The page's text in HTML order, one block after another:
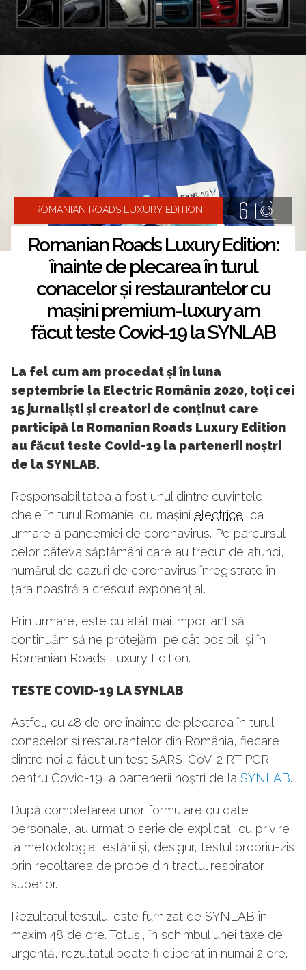
ROMANIAN ROADS LUXURY EDITION 6
Romanian Roads Luxury Edition:
înainte de plecarea în turul
conacelor și restaurantelor cu
mașini premium-luxury am
făcut teste Covid-19 la SYNLAB
La fel cum am procedat și în luna
septembrie la Electric România 2020, toți cei
15 jurnaliști și creatori de conținut care
participă la Romanian Roads Luxury Edition
au făcut teste Covid-19 la partenerii noștri
de la SYNLAB.
Responsabilitatea a fost unul dintre cuvintele
cheie în turul României cu mașini electrice, ca
urmare a pandemiei de coronavirus. Pe parcursul
celor câteva săptămâni care au trecut de atunci,
numărul de cazuri de coronavirus înregistrate în
țara noastră a crescut exponențial.
Prin urmare, este cu atât mai important să
continuăm să ne protejăm, pe cât posibil, și în
Romanian Roads Luxury Edition.
TESTE COVID-19 LA SYNLAB
Astfel, cu 48 de ore înainte de plecarea în turul
conacelor și restaurantelor din România, fiecare
dintre noi a făcut un test SARS-CoV-2 RT PCR
pentru Covid-19 la partenerii noștri de la SYNLAB.
După completarea unor formulare cu date
personale, au urmat o serie de explicații cu privire
la metodologia testării și, desigur, testul propriu-zis
prin recoltarea de probe din tractul respirator
superior.
Rezultatul testului este furnizat de SYNLAB în
maxim 48 de ore. Totuși, în schimbul unei taxe de
urgență, rezultatul poate fi eliberat în numai 2 ore.